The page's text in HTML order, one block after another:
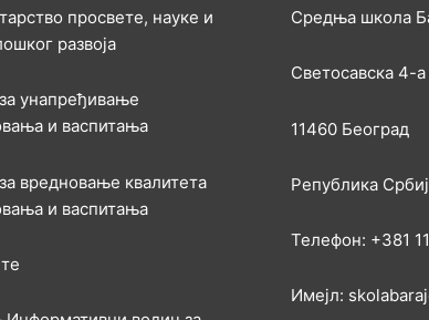
просвете, науке и
развоја
унапређивање
и васпитања
вредновање квалитета
и васпитања
Средња школа
Светосавска 4-а
11460 Београд
Република
Телефон: +381
Имејл: